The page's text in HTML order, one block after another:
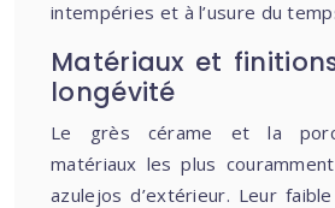
intempéries et à l’usure du
Matériaux et
longévité
Le grès cérame et la
matériaux les plus
azulejos d’extérieur. Leur